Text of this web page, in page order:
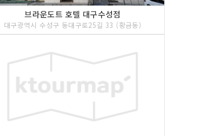
브라운도트 호텔 대구수성점
대구광역시 수성구 동대구로25길 33 (황금동)